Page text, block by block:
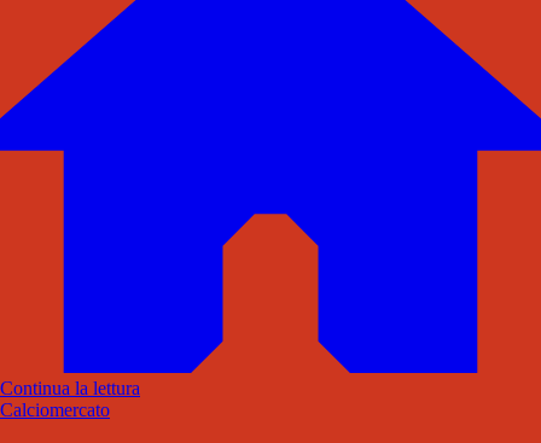
Continua la lettura
Calciomercato